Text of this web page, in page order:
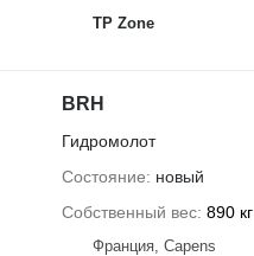
TP Zone
BRH
Гидромолот
Состояние
новый
Собственный вес 890 кг
Франция, Capens